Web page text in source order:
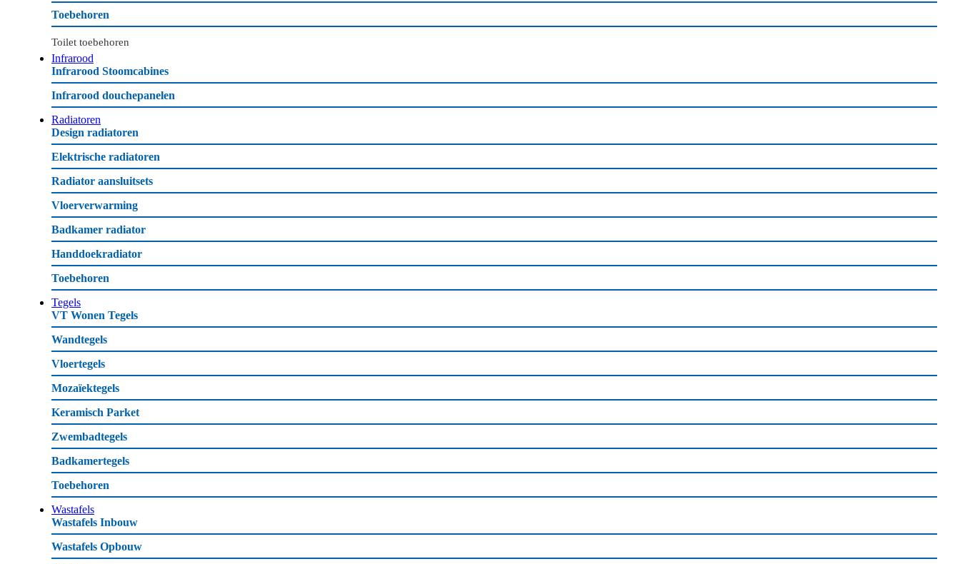
Toebehoren
Toilet toebehoren
Infrarood
Infrarood Stoomcabines
Infrarood douchepanelen
Radiatoren
Design radiatoren
Elektrische radiatoren
Radiator aansluitsets
Vloerverwarming
Badkamer radiator
Handdoekradiator
Toebehoren
Tegels
VT Wonen Tegels
Wandtegels
Vloertegels
Mozaïektegels
Keramisch Parket
Zwembadtegels
Badkamertegels
Toebehoren
Wastafels
Wastafels Inbouw
Wastafels Opbouw